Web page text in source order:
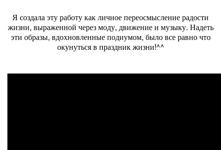
Я создала эту работу как личное переосмысление радости
жизни, выраженной через моду, движение и музыку. Надеть
эти образы, вдохновленные подиумом, было все равно что
окунуться в праздник жизни!^^